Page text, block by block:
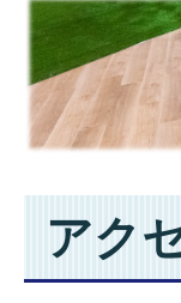
アク